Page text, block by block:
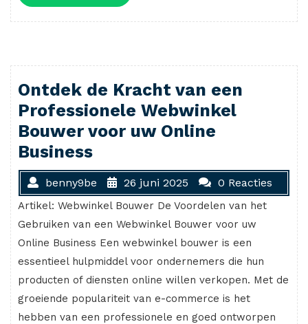
meer
Ontdek de Kracht van een
Professionele Webwinkel
Bouwer voor uw Online
Business
benny9be 26 juni 2025 0 Reacties
Artikel: Webwinkel Bouwer De Voordelen van het
Gebruiken van een Webwinkel Bouwer voor uw
Online Business Een webwinkel bouwer is een
essentieel hulpmiddel voor ondernemers die hun
producten of diensten online willen verkopen. Met de
groeiende populariteit van e-commerce is het
hebben van een professionele en goed ontworpen